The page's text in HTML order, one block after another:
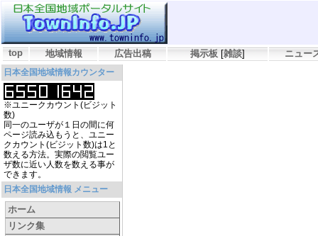
top 地域情報 広告出稿 掲示板 [雑談] ニュー
日本全国地域情報カウンター
※ユニークカウント(ビジット
数)
同一のユーザが１日の間に何
ページ読み込もうと、ユニー
クカウント(ビジット数)は1と
数える方法。実際の閲覧ユー
ザ数に近い人数を数える事が
できます。
日本全国地域情報 メニュー
ホーム
リンク集